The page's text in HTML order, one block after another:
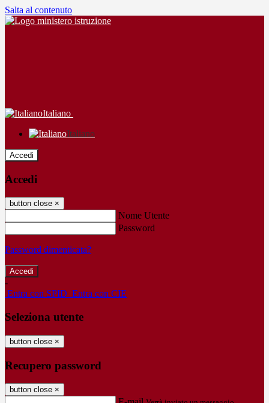
Salta al contenuto
Italiano
Italiano
Accedi
Accedi
button close ×
Nome Utente
Password
Password dimenticata?
-
Entra con SPID Entra con CIE
Seleziona utente
button close ×
Recupero password
button close ×